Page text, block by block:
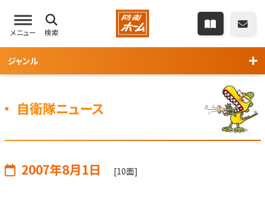
メニュー 検索
ジャンル
自衛隊ニュース
2007年8月1日 [10面]